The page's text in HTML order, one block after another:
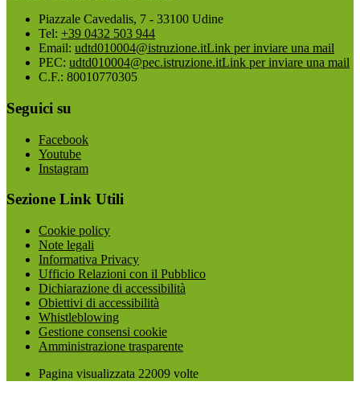
Piazzale Cavedalis, 7 - 33100 Udine
Tel: +39 0432 503 944
Email: udtd010004@istruzione.itLink per inviare una mail
PEC: udtd010004@pec.istruzione.itLink per inviare una mail
C.F.: 80010770305
Seguici su
Facebook
Youtube
Instagram
Sezione Link Utili
Cookie policy
Note legali
Informativa Privacy
Ufficio Relazioni con il Pubblico
Dichiarazione di accessibilità
Obiettivi di accessibilità
Whistleblowing
Gestione consensi cookie
Amministrazione trasparente
Pagina visualizzata 22009 volte